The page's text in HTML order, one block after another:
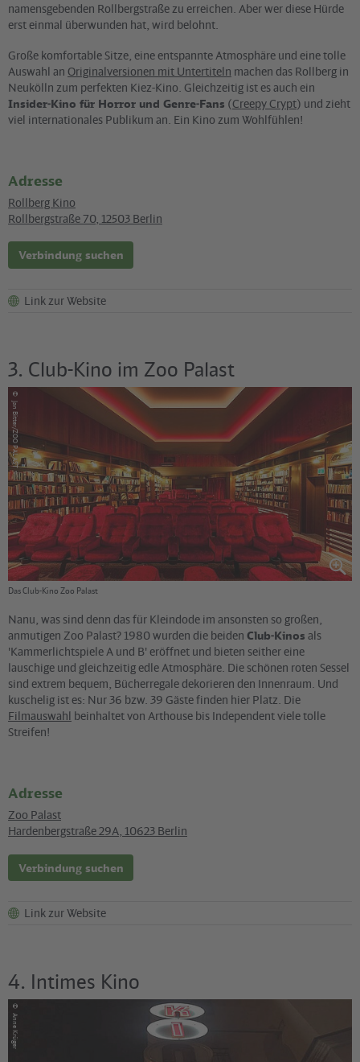
namensgebenden Rollbergstraße zu erreichen. Aber wer diese Hürde
erst einmal überwunden hat, wird belohnt.
Große komfortable Sitze, eine entspannte Atmosphäre und eine tolle
Auswahl an Originalversionen mit Untertiteln machen das Rollberg in
Neukölln zum perfekten Kiez-Kino. Gleichzeitig ist es auch ein
Insider-Kino für Horror und Genre-Fans (Creepy Crypt) und zieht
viel internationales Publikum an. Ein Kino zum Wohlfühlen!
Adresse
Rollberg Kino
Rollbergstraße 70, 12503 Berlin
Verbindung suchen
Link zur Website
3. Club-Kino im Zoo Palast
©
Jan Bitter/ZOO PALAST
Das Club-Kino Zoo Palast
Nanu, was sind denn das für Kleindode im ansonsten so großen,
anmutigen Zoo Palast? 1980 wurden die beiden Club-Kinos als
'Kammerlichtspiele A und B' eröffnet und bieten seither eine
lauschige und gleichzeitig edle Atmosphäre. Die schönen roten Sessel
sind extrem bequem, Bücherregale dekorieren den Innenraum. Und
kuschelig ist es: Nur 36 bzw. 39 Gäste finden hier Platz. Die
Filmauswahl beinhaltet von Arthouse bis Independent viele tolle
Streifen!
Adresse
Zoo Palast
Hardenbergstraße 29A 10623 Berlin
Verbindung suchen
Link zur Website
4. Intimes Kino
©
Anne Krüger